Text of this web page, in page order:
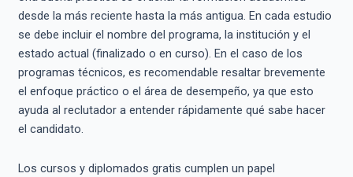
desde la más reciente hasta la más antigua. En cada estudio
se debe incluir el nombre del programa, la institución y el
estado actual (finalizado o en curso). En el caso de los
programas técnicos, es recomendable resaltar brevemente
el enfoque práctico o el área de desempeño, ya que esto
ayuda al reclutador a entender rápidamente qué sabe hacer
el candidato.
Los cursos y diplomados gratis cumplen un papel